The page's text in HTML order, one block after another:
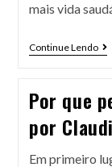
mais vida
Continue Lendo
Por que
por
Em primeiro